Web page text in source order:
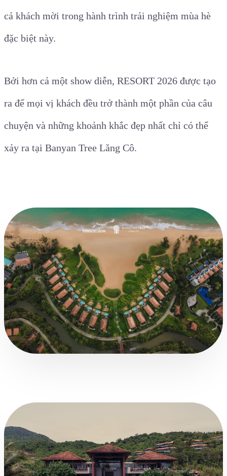
cả khách mời trong hành trình trải nghiệm mùa hè
đặc biệt này.
Bởi hơn cả một show diễn, RESORT 2026 được tạo
ra để mọi vị khách đều trở thành một phần của câu
chuyện và những khoảnh khắc đẹp nhất chỉ có thể
xảy ra tại Banyan Tree Lăng Cô.